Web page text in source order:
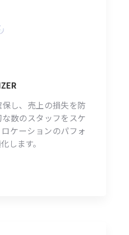
し、売上の損失を防
数のスタッフをスケ
ケーションのパフォ
します。